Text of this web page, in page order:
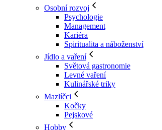
Osobní rozvoj
Psychologie
Management
Kariéra
Spiritualita a náboženství
Jídlo a vaření
Světová gastronomie
Levné vaření
Kulinářské triky
Mazlíčci
Kočky
Pejskové
Hobby